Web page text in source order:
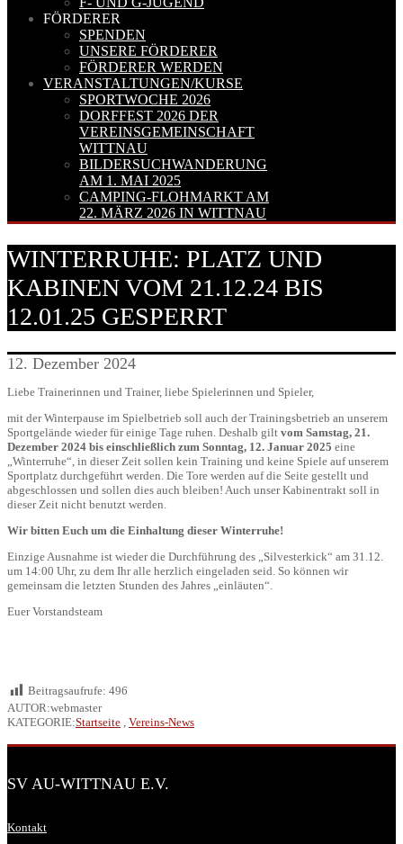
FÖRDERER
SPENDEN
UNSERE FÖRDERER
FÖRDERER WERDEN
VERANSTALTUNGEN/KURSE
SPORTWOCHE 2026
DORFFEST 2026 DER
VEREINSGEMEINSCHAFT
WITTNAU
BILDERSUCHWANDERUNG
AM 1. MAI 2025
CAMPING-FLOHMARKT AM
22. MÄRZ 2026 IN WITTNAU
WINTERRUHE: PLATZ UND
KABINEN VOM 21.12.24 BIS
12.01.25 GESPERRT
12. Dezember 2024
Liebe Trainerinnen und Trainer, liebe Spielerinnen und Spieler,
mit der Winterpause im Spielbetrieb soll auch der Trainingsbetrieb an unserem
Sportgelände wieder für einige Tage ruhen. Deshalb gilt vom Samstag, 21.
Dezember 2024 bis einschließlich zum Sonntag, 12. Januar 2025 eine
„Winterruhe“, in dieser Zeit sollen kein Training und keine Spiele auf unserem
Sportplatz durchgeführt werden. Die Tore werden auf die Seite gestellt und
abgeschlossen und sollen dies auch bleiben! Auch unser Kabinentrakt soll in
dieser Zeit nicht benutzt werden.
Wir bitten Euch um die Einhaltung dieser Winterruhe!
Einzige Ausnahme ist wieder die Durchführung des „Silvesterkick“ am 31.12.
um 14:00 Uhr, zu dem Ihr alle herzlich eingeladen seid. So können wir
gemeinsam die letzten Stunden des Jahres „einläuten“.
Euer Vorstandsteam
Beitragsaufrufe: 496
AUTOR:webmaster
KATEGORIE:Startseite , Vereins-News
SV AU-WITTNAU E.V.
Kontakt